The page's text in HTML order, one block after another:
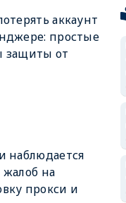
аккаунт
простые
защиты от
наблюдается
жалоб на
прокси и